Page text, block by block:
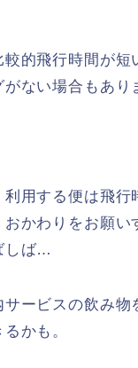
的飛行時間が短
ない場合もあり
用する便は飛行
かわりをお願い
しば…
ービスの飲み物
かも。